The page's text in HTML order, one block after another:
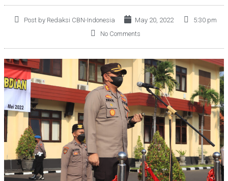
Post by Redaksi CBN-Indonesia May 20, 2022
5:30 pm
No Comments